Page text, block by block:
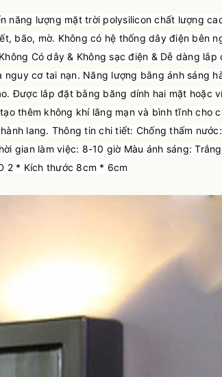
năng lượng mặt trời polysilicon chất lượng
bão, mờ. Không có hệ thống dây điện bên
Có dây & Không sạc điện & Dễ dàng lắp
cơ tai nạn. Năng lượng bằng ánh sáng
Được lắp đặt bằng băng dính hai mặt hoặc
thêm không khí lãng mạn và bình tĩnh cho
lang. Thông tin chi tiết: Chống thấm
gian làm việc: 8-10 giờ Màu ánh sáng:
2 * Kích thước 8cm * 6cm